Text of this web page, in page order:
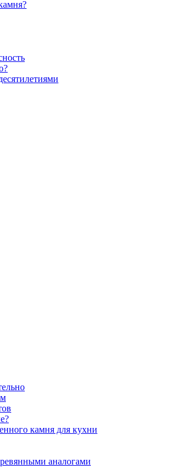
камня для кухни
аналогами